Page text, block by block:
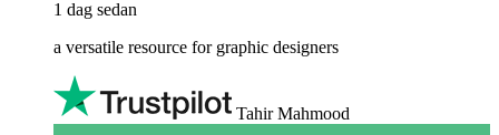
1 dag sedan
a versatile resource for graphic designers
Tahir Mahmood